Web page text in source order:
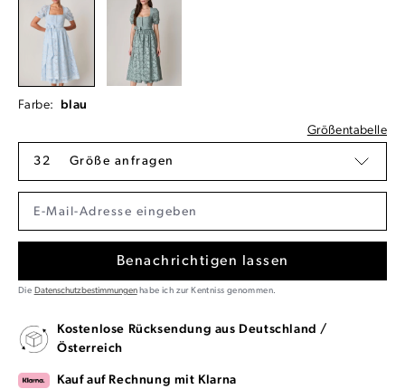
Farbe: blau
Größentabelle
32 Größe anfragen
Benachrichtigen lassen
Die Datenschutzbestimmungenhabe ich zur Kentniss genommen.
Kostenlose Rücksendung aus Deutschland /
Österreich
Kauf auf Rechnung mit Klarna